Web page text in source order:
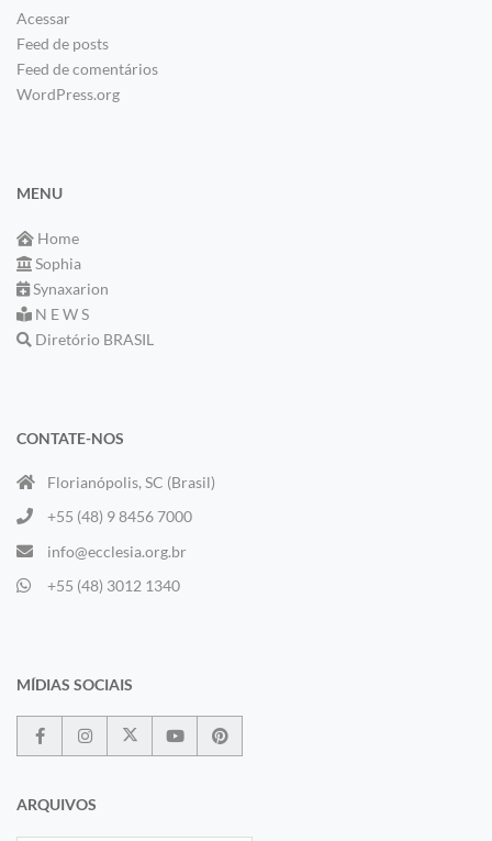
Acessar
Feed de posts
Feed de comentários
WordPress.org
MENU
Home
Sophia
Synaxarion
N E W S
Diretório BRASIL
CONTATE-NOS
Florianópolis, SC (Brasil)
+55 (48) 9 8456 7000
info@ecclesia.org.br
+55 (48) 3012 1340
MÍDIAS SOCIAIS
ARQUIVOS